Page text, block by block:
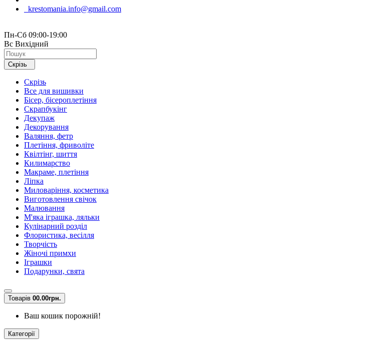
krestomania.info@gmail.com
Пн-Сб 09:00-19:00
Вс Вихідний
Скрізь
Скрізь
Все для вишивки
Бісер, бісероплетіння
Скрапбукінг
Декупаж
Декорування
Валяння, фетр
Плетіння, фриволіте
Квілтінг, шиття
Килимарство
Макраме, плетіння
Ліпка
Миловаріння, косметика
Виготовлення свічок
Малювання
М'яка іграшка, ляльки
Кулінарний розділ
Флористика, весілля
Творчість
Жіночі примхи
Іграшки
Подарунки, свята
Товарів 00.00грн.
Ваш кошик порожній!
Категорії